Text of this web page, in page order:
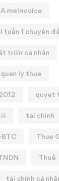
meInvoice
tuần 1 chuyên
triển cá nhân
quan ly thue
quyet
tai chinh
Thue
Thuế
tài chính cá